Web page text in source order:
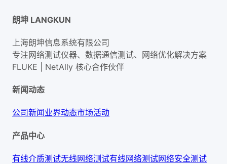
朗坤 LANGKUN
上海朗坤信息系统有限公司
专注网络测试仪器、数据通信测试、网络优化解决方案
FLUKE | NetAlly 核心合作伙伴
新闻动态
公司新闻业界动态市场活动
产品中心
有线介质测试无线网络测试有线网络测试网络安全测试